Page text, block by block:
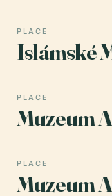
PLACE
Islámské
PLACE
Muzeum
PLACE
Muzeum